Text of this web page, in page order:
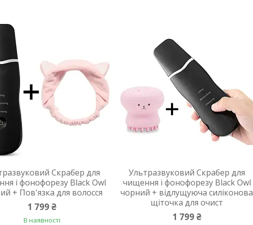
Скрабер для
і фонофорезу Black Owl
+ Пов'язка для волосся
1 799 ₴
В наявності
Ультразвуковий Скрабер для
чищення і фонофорезу Black Owl
чорний + відлущуюча силіконова
щіточка для очист
1 799 ₴